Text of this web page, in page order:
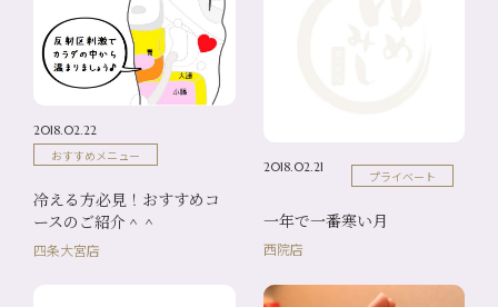
2018.02.22
おすすめメニュー
冷える方必見！おすすめコ
ースのご紹介＾＾
四条大宮店
2018.02.21
プライベート
一年で一番寒い月
西院店